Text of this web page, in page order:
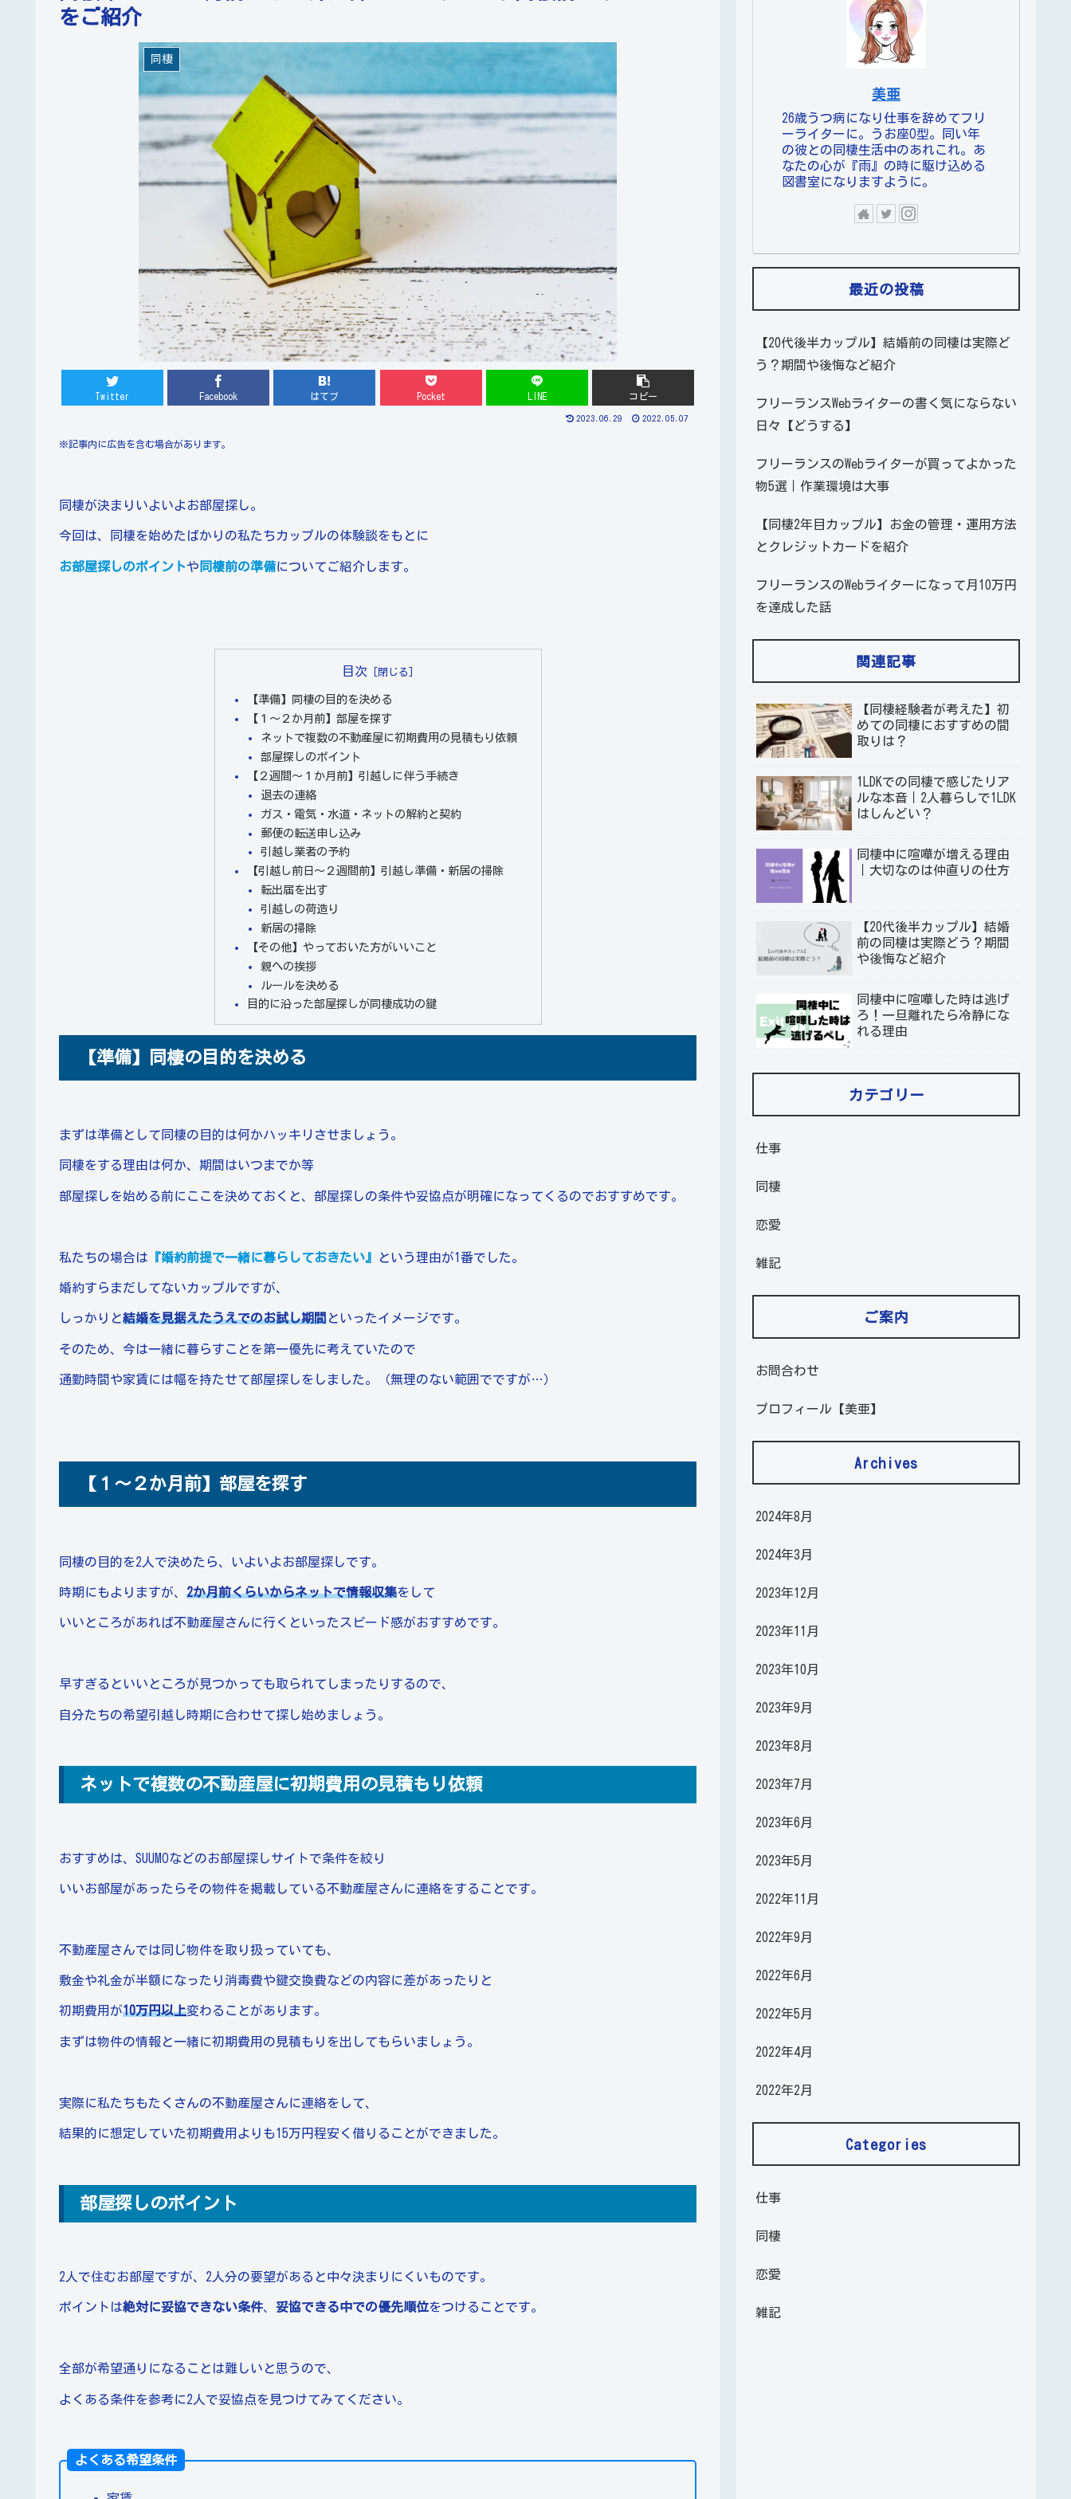
をご紹介
同棲
Twitter Facebook はてブ Pocket LINE コピー
2023.06.29 2022.05.07
※記事内に広告を含む場合があります。
同棲が決まりいよいよお部屋探し。
今回は、同棲を始めたばかりの私たちカップルの体験談をもとに
お部屋探しのポイントや 同棲前の準備についてご紹介します。
目次
【準備】同棲の目的を決める
【１～２か月前】部屋を探す
ネットで複数の不動産屋に初期費用の見積もり依頼
部屋探しのポイント
【２週間～１か月前】引越しに伴う手続き
退去の連絡
ガス・電気・水道・ネットの解約と契約
郵便の転送申し込み
引越し業者の予約
【引越し前日～２週間前】引越し準備・新居の掃除
転出届を出す
引越しの荷造り
新居の掃除
【その他】やっておいた方がいいこと
親への挨拶
ルールを決める
目的に沿った部屋探しが同棲成功の鍵
【準備】同棲の目的を決める
まずは準備として同棲の目的は何かハッキリさせましょう。
同棲をする理由は何か、期間はいつまでか等
部屋探しを始める前にここを決めておくと、部屋探しの条件や妥協点が明確になってくるのでおすすめです。
私たちの場合は 『婚約前提で一緒に暮らしておきたい』 という理由が1番でした。
婚約すらまだしてないカップルですが、
しっかりと結婚を見据えたうえでのお試し期間といったイメージです。
そのため、今は一緒に暮らすことを第一優先に考えていたので
通勤時間や家賃には幅を持たせて部屋探しをしました。（無理のない範囲でですが…）
【１～２か月前】部屋を探す
同棲の目的を2人で決めたら、いよいよお部屋探しです。
時期にもよりますが、 2か月前くらいからネットで情報収集をして
いいところがあれば不動産屋さんに行くといったスピード感がおすすめです。
早すぎるといいところが見つかっても取られてしまったりするので、
自分たちの希望引越し時期に合わせて探し始めましょう。
ネットで複数の不動産屋に初期費用の見積もり依頼
おすすめは、SUUMOなどのお部屋探しサイトで条件を絞り
いいお部屋があったらその物件を掲載している不動産屋さんに連絡をすることです。
不動産屋さんでは同じ物件を取り扱っていても、
敷金や礼金が半額になったり消毒費や鍵交換費などの内容に差があったりと
初期費用が10万円以上変わることがあります。
まずは物件の情報と一緒に初期費用の見積もりを出してもらいましょう。
実際に私たちもたくさんの不動産屋さんに連絡をして、
結果的に想定していた初期費用よりも15万円程安く借りることができました。
部屋探しのポイント
2人で住むお部屋ですが、2人分の要望があると中々決まりにくいものです。
ポイントは絶対に妥協できない条件、 妥協できる中での優先順位をつけることです。
全部が希望通りになることは難しいと思うので、
よくある条件を参考に2人で妥協点を見つけてみてください。
よくある希望条件
美亜
26歳うつ病になり仕事を辞めてフリ
ーライターに。うお座O型。同い年
の彼との同棲生活中のあれこれ。あ
なたの心が『雨』の時に駆け込める
図書室になりますように。
最近の投稿
【20代後半カップル】結婚前の同棲は実際ど
う？期間や後悔など紹介
フリーランスWebライターの書く気にならない
日々【どうする】
フリーランスのWebライターが買ってよかった
物5選｜作業環境は大事
【同棲2年目カップル】お金の管理・運用方法
とクレジットカードを紹介
フリーランスのWebライターになって月10万円
を達成した話
関連記事
【同棲経験者が考えた】初
めての同棲におすすめの間
取りは？
1LDKでの同棲で感じたリア
ルな本音｜2人暮らしで1LDK
はしんどい？
同棲中に喧嘩が増える理由
｜大切なのは仲直りの仕方
【20代後半カップル】結婚
前の同棲は実際どう？期間
や後悔など紹介
同棲中に喧嘩した時は逃げ
ろ！一旦離れたら冷静にな
れる理由
カテゴリー
仕事
同棲
恋愛
雑記
ご案内
お問合わせ
プロフィール【美亜】
Archives
2024年8月
2024年3月
2023年12月
2023年11月
2023年10月
2023年9月
2023年8月
2023年7月
2023年6月
2023年5月
2022年11月
2022年9月
2022年6月
2022年5月
2022年4月
2022年2月
Categories
仕事
同棲
恋愛
雑記